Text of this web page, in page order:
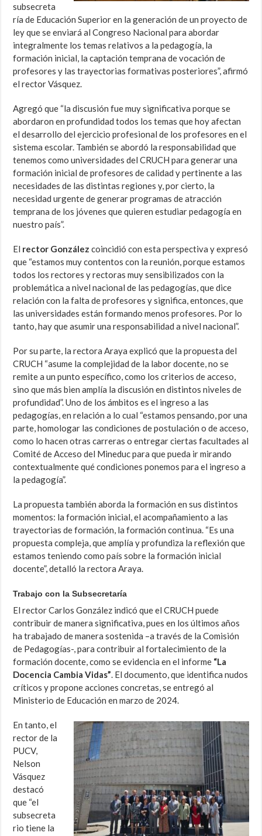
subsecreta
ría de Educación Superior en la generación de un proyecto de
ley que se enviará al Congreso Nacional para abordar
integralmente los temas relativos a la pedagogía, la
formación inicial, la captación temprana de vocación de
profesores y las trayectorias formativas posteriores”, afirmó
el rector Vásquez.
Agregó que “la discusión fue muy significativa porque se
abordaron en profundidad todos los temas que hoy afectan
el desarrollo del ejercicio profesional de los profesores en el
sistema escolar. También se abordó la responsabilidad que
tenemos como universidades del CRUCH para generar una
formación inicial de profesores de calidad y pertinente a las
necesidades de las distintas regiones y, por cierto, la
necesidad urgente de generar programas de atracción
temprana de los jóvenes que quieren estudiar pedagogía en
nuestro país”.
El rector González coincidió con esta perspectiva y expresó
que “estamos muy contentos con la reunión, porque estamos
todos los rectores y rectoras muy sensibilizados con la
problemática a nivel nacional de las pedagogías, que dice
relación con la falta de profesores y significa, entonces, que
las universidades están formando menos profesores. Por lo
tanto, hay que asumir una responsabilidad a nivel nacional”.
Por su parte, la rectora Araya explicó que la propuesta del
CRUCH “asume la complejidad de la labor docente, no se
remite a un punto específico, como los criterios de acceso,
sino que más bien amplía la discusión en distintos niveles de
profundidad”. Uno de los ámbitos es el ingreso a las
pedagogías, en relación a lo cual “estamos pensando, por una
parte, homologar las condiciones de postulación o de acceso,
como lo hacen otras carreras o entregar ciertas facultades al
Comité de Acceso del Mineduc para que pueda ir mirando
contextualmente qué condiciones ponemos para el ingreso a
la pedagogía”.
La propuesta también aborda la formación en sus distintos
momentos: la formación inicial, el acompañamiento a las
trayectorias de formación, la formación continua. “Es una
propuesta compleja, que amplía y profundiza la reflexión que
estamos teniendo como país sobre la formación inicial
docente”, detalló la rectora Araya.
Trabajo con la Subsecretaría
El rector Carlos González indicó que el CRUCH puede
contribuir de manera significativa, pues en los últimos años
ha trabajado de manera sostenida –a través de la Comisión
de Pedagogías-, para contribuir al fortalecimiento de la
formación docente, como se evidencia en el informe “La
Docencia Cambia Vidas”. El documento, que identifica nudos
críticos y propone acciones concretas, se entregó al
Ministerio de Educación en marzo de 2024.
En tanto, el
rector de la
PUCV,
Nelson
Vásquez
destacó
que “el
subsecreta
rio tiene la